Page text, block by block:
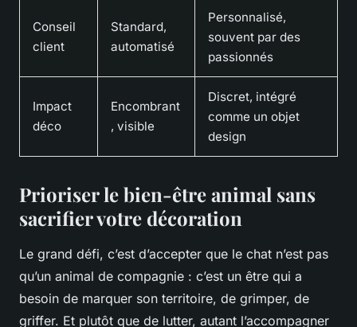
Conseil
client
Standard,
automatisé
Personnalisé,
souvent par des
passionnés
Impact
déco
Encombrant
, visible
Discret, intégré
comme un objet
design
Prioriser le bien-être animal sans
sacrifier votre décoration
Le grand défi, c’est d’accepter que le chat n’est pas
qu’un animal de compagnie : c’est un être qui a
besoin de marquer son territoire, de grimper, de
griffer. Et plutôt que de lutter, autant l’accompagner